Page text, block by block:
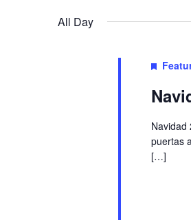
Navigation
All Day
Navidad
puertas
[…]